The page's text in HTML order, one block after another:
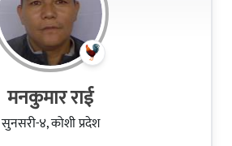
मनकुमार राई
सुनसरी-४, कोशी प्रदेश